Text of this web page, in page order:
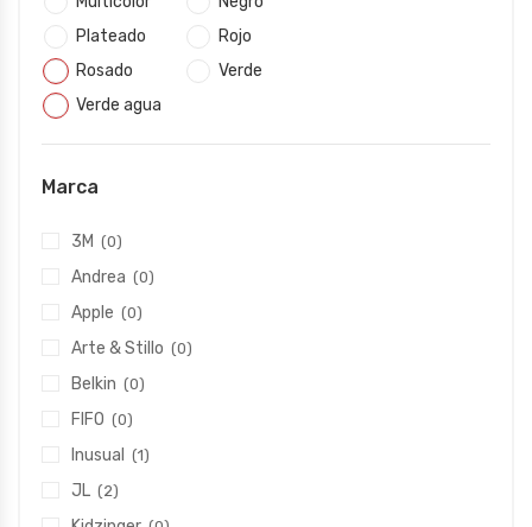
Plateado
Rojo
Rosado
Verde
Verde agua
Marca
3M (0)
Andrea (0)
Apple (0)
Arte & Stillo (0)
Belkin (0)
FIFO (0)
Inusual (1)
JL (2)